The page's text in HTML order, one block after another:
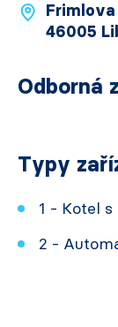
46005
Odborná
Typy
1 - Kotel
2 -